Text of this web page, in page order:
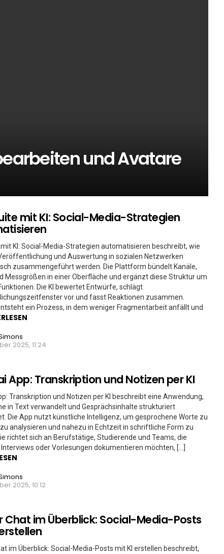
und Avatare
mit KI: Social-Media-Strategien
KI: Social-Media-Strategien automatisieren beschreibt, wie
und Auswertung in sozialen Netzwerken
zusammengeführt werden. Die Plattform bündelt Kanäle,
Messgrößen in einer Oberfläche und ergänzt diese Struktur um
Die KI bewertet Entwürfe, schlägt
vor und fasst Reaktionen zusammen.
ein Prozess, in dem weniger Fragmentarbeit anfällt und
2025, 11:24
App: Transkription und Notizen per KI
Transkription und Notizen per KI beschreibt eine Anwendung,
in Text verwandelt und Gesprächsinhalte strukturiert
Die App nutzt künstliche Intelligenz, um gesprochene Worte zu
analysieren und nahezu in Echtzeit in schriftliche Form zu
richtet sich an Berufstätige, Studierende und Teams, die
Interviews oder Vorlesungen dokumentieren möchten, […]
2025, 10:12
Chat im Überblick: Social-Media-Posts
im Überblick: Social-Media-Posts mit KI erstellen beschreibt,